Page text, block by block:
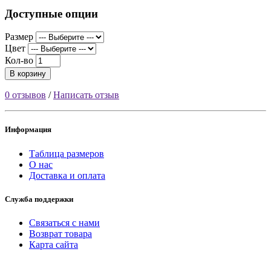
Доступные опции
Размер
Цвет
Кол-во
В корзину
0 отзывов /Написать отзыв
Информация
Таблица размеров
О нас
Доставка и оплата
Служба поддержки
Связаться с нами
Возврат товара
Карта сайта